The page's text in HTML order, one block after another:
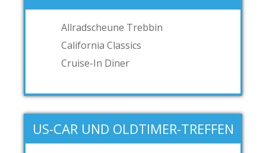
Allradscheune Trebbin
California Classics
Cruise-In Diner
US-CAR UND OLDTIMER-TREFFEN